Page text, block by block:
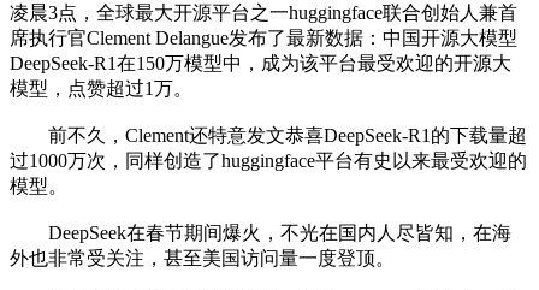
凌晨3点，全球最大开源平台之一huggingface联合创始人兼首
席执行官Clement Delangue发布了最新数据：中国开源大模型
DeepSeek-R1在150万模型中，成为该平台最受欢迎的开源大
模型，点赞超过1万。
前不久，Clement还特意发文恭喜DeepSeek-R1的下载量超
过1000万次，同样创造了huggingface平台有史以来最受欢迎的
模型。
DeepSeek在春节期间爆火，不光在国内人尽皆知，在海
外也非常受关注，甚至美国访问量一度登顶。